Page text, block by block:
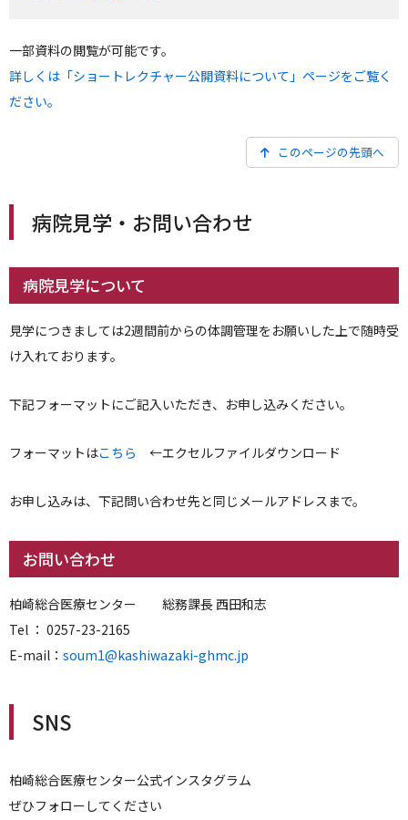
一部資料の閲覧が可能です。
詳しくは「ショートレクチャー公開資料について」ページをご覧く
ださい。
このページの先頭へ
病院見学・お問い合わせ
病院見学について
見学につきましては2週間前からの体調管理をお願いした上で随時受
け入れております。
下記フォーマットにご記入いただき、お申し込みください。
フォーマットはこちら ←エクセルファイルダウンロード
お申し込みは、下記問い合わせ先と同じメールアドレスまで。
お問い合わせ
柏崎総合医療センター 総務課長 西田和志
Tel ： 0257-23-2165
E-mail： soum1@kashiwazaki-ghmc.jp
SNS
柏崎総合医療センター公式インスタグラム
ぜひフォローしてください